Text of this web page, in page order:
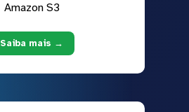
Amazon S3
Saiba mais →